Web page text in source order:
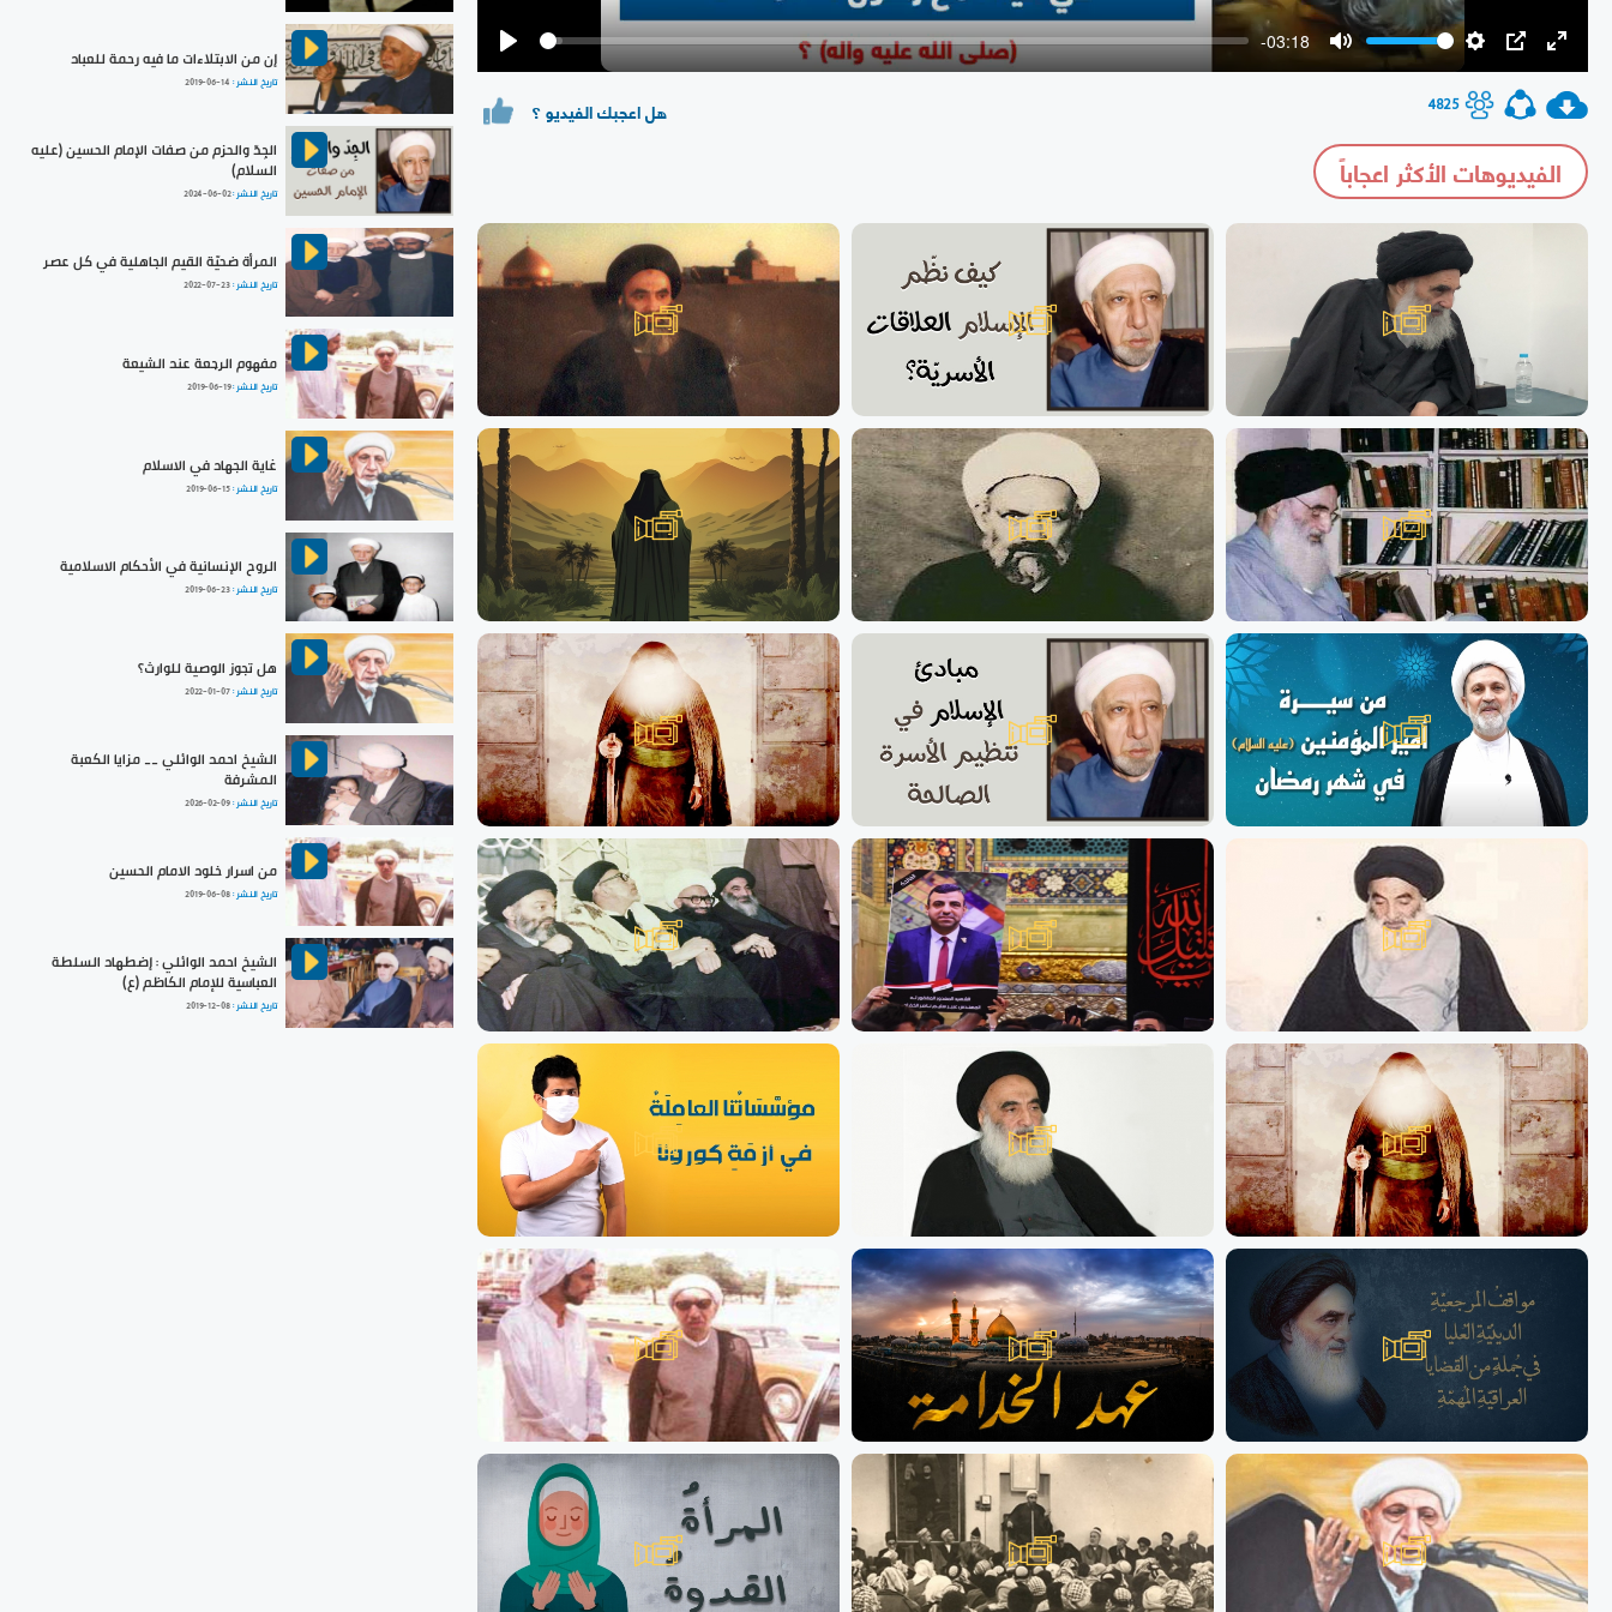
-03:18
Mute
4825 هل اعجبك الفيديو ؟
الفيديوهات الأكثر اعجاباً
إن من الابتلاءات ما فيه رحمة للعباد
تاريخ النشر : 2019-06-14
الجِدّ والحزم من صفات الإمام الحسين (عليه
السلام)
تاريخ النشر :2024-06-02
المرأة ضحيّة القيم الجاهلية في كل عصر
تاريخ النشر :2022-07-23
مفهوم الرجعة عند الشيعة
تاريخ النشر :2019-06-19
غاية الجهاد في الاسلام
تاريخ النشر :2019-06-15
الروح الإنسانية في الأحكام الاسلامية
تاريخ النشر :2019-06-23
هل تجوز الوصية للوارث؟
تاريخ النشر :2022-01-07
الشيخ احمد الوائلي __ مزايا الكعبة
المشرفة
تاريخ النشر :2026-02-09
من اسرار خلود الامام الحسين
تاريخ النشر :2019-06-08
الشيخ احمد الوائلي : إضطهاد السلطة
العباسية للإمام الكاظم (ع)
تاريخ النشر :2019-12-08